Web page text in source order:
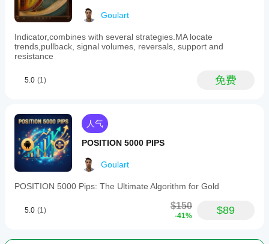
Goulart
Indicator,combines with several strategies.MA locate
trends,pullback, signal volumes, reversals, support and
resistance
5.0 (1) 免费
人气
POSITION 5000 PIPS
Goulart
POSITION 5000 Pips: The Ultimate Algorithm for Gold
5.0 (1) $150
-41% $89